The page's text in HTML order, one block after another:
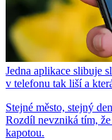
Jedna aplikace slibuje
v telefonu tak liší a
Stejné město, stejný
Rozdíl nevzniká tím,
kapotou.